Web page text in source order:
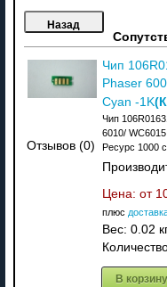
Отзывов (0)
Чип
Phaser
Cyan -1K
Чип
6010/
Ресурс 1000
Цена: от
плюс
Вес: 0.02
В корзину